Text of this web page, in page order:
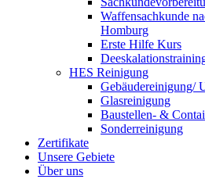
Waffensachkunde
Homburg
Erste Hilfe Kurs
HES Reinigung
Gebäudereinigung/
Glasreinigung
Baustellen- &
Sonderreinigung
Zertifikate
Unsere Gebiete
Über uns